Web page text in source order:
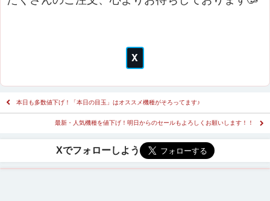
本日も多数値下げ！「本日の目玉」はオススメ機種がそろってます♪
最新・人気機種を値下げ！明日からのセールもよろしくお願いします！！